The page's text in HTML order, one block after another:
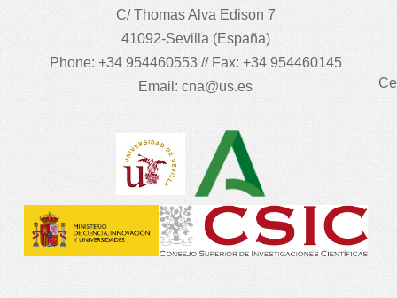
C/ Thomas Alva Edison 7
41092-Sevilla (España)
Phone: +34 954460553 // Fax: +34 954460145
Email: cna@us.es